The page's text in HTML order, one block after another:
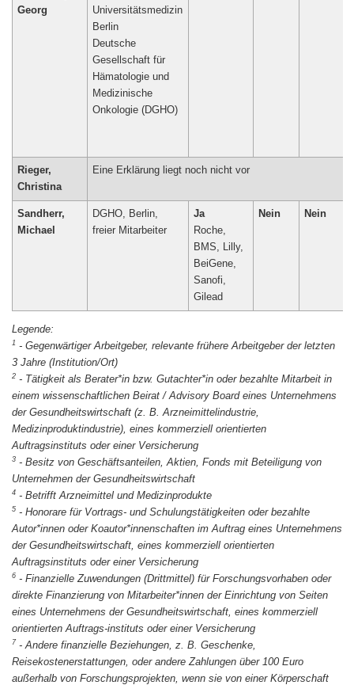
Georg
Universitätsmedizin
Berlin
Deutsche
Gesellschaft für
Hämatologie und
Medizinische
Onkologie (DGHO)
Rieger,
Christina
Eine Erklärung liegt noch nicht vor
Sandherr,
Michael
DGHO, Berlin,
freier Mitarbeiter
Ja
Roche,
BMS, Lilly,
BeiGene,
Sanofi,
Gilead
Nein Nein
1 - Gegenwärtiger Arbeitgeber, relevante frühere Arbeitgeber der letzten
3 Jahre (Institution/Ort)
2 - Tätigkeit als Berater*in bzw. Gutachter*in oder bezahlte Mitarbeit in
einem wissenschaftlichen Beirat / Advisory Board eines Unternehmens
der Gesundheitswirtschaft (z. B. Arzneimittelindustrie,
Medizinproduktindustrie), eines kommerziell orientierten
Auftragsinstituts oder einer Versicherung
3 - Besitz von Geschäftsanteilen, Aktien, Fonds mit Beteiligung von
Unternehmen der Gesundheitswirtschaft
4 - Betrifft Arzneimittel und Medizinprodukte
5 - Honorare für Vortrags- und Schulungstätigkeiten oder bezahlte
Autor*innen oder Koautor*innenschaften im Auftrag eines Unternehmens
der Gesundheitswirtschaft, eines kommerziell orientierten
Auftragsinstituts oder einer Versicherung
6 - Finanzielle Zuwendungen (Drittmittel) für Forschungsvorhaben oder
direkte Finanzierung von Mitarbeiter*innen der Einrichtung von Seiten
eines Unternehmens der Gesundheitswirtschaft, eines kommerziell
orientierten Auftrags-instituts oder einer Versicherung
7 - Andere finanzielle Beziehungen, z. B. Geschenke,
Reisekostenerstattungen, oder andere Zahlungen über 100 Euro
außerhalb von Forschungsprojekten, wenn sie von einer Körperschaft